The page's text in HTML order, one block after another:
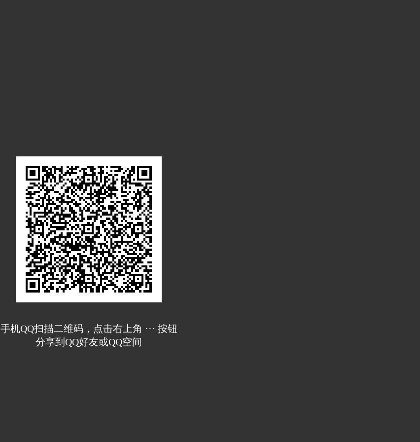
手机QQ扫描二维码，点击右上角 ··· 按钮
分享到QQ好友或QQ空间